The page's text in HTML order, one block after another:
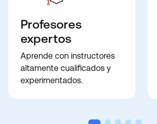
Profesores
expertos
Aprende con instructores
altamente cualificados y
experimentados.